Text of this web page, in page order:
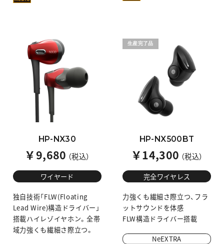
HP-NX30
￥9,680 （税込）
ワイヤード
独自技術「FLW(Floating
Lead Wire)構造ドライバー」
搭載ハイレゾイヤホン。全帯
域力強くも繊細さ際立つ。
生産完了品
HP-NX500BT
￥14,300 （税込）
完全ワイヤレス
力強くも繊細さ際立つ、フラ
ットサウンドを体感
FLW構造ドライバー搭載
NeEXTRA